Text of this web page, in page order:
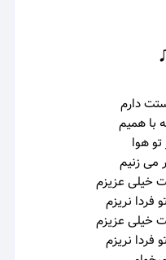
دارم
با همیم
تو هوا
می زنیم
خیلی عزیزم
نریزم
خیلی عزیزم
نریزم